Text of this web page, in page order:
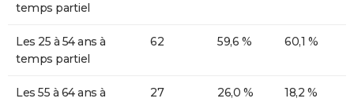
temps partiel
Les 25 à 54 ans à
temps partiel
62 59,6 % 60,1 %
Les 55 à 64 ans à
27 26,0 % 18,2 %